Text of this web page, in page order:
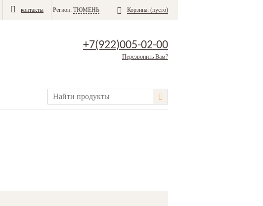
контакты Регион: ТЮМЕНЬ Корзина: (пусто)
+7(922)005-02-00
Перезвонить Вам?